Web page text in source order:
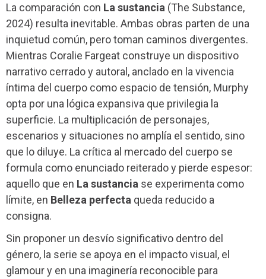
La comparación con La sustancia (The Substance,
2024) resulta inevitable. Ambas obras parten de una
inquietud común, pero toman caminos divergentes.
Mientras Coralie Fargeat construye un dispositivo
narrativo cerrado y autoral, anclado en la vivencia
íntima del cuerpo como espacio de tensión, Murphy
opta por una lógica expansiva que privilegia la
superficie. La multiplicación de personajes,
escenarios y situaciones no amplía el sentido, sino
que lo diluye. La crítica al mercado del cuerpo se
formula como enunciado reiterado y pierde espesor:
aquello que en La sustancia se experimenta como
límite, en Belleza perfecta queda reducido a
consigna.
Sin proponer un desvío significativo dentro del
género, la serie se apoya en el impacto visual, el
glamour y en una imaginería reconocible para